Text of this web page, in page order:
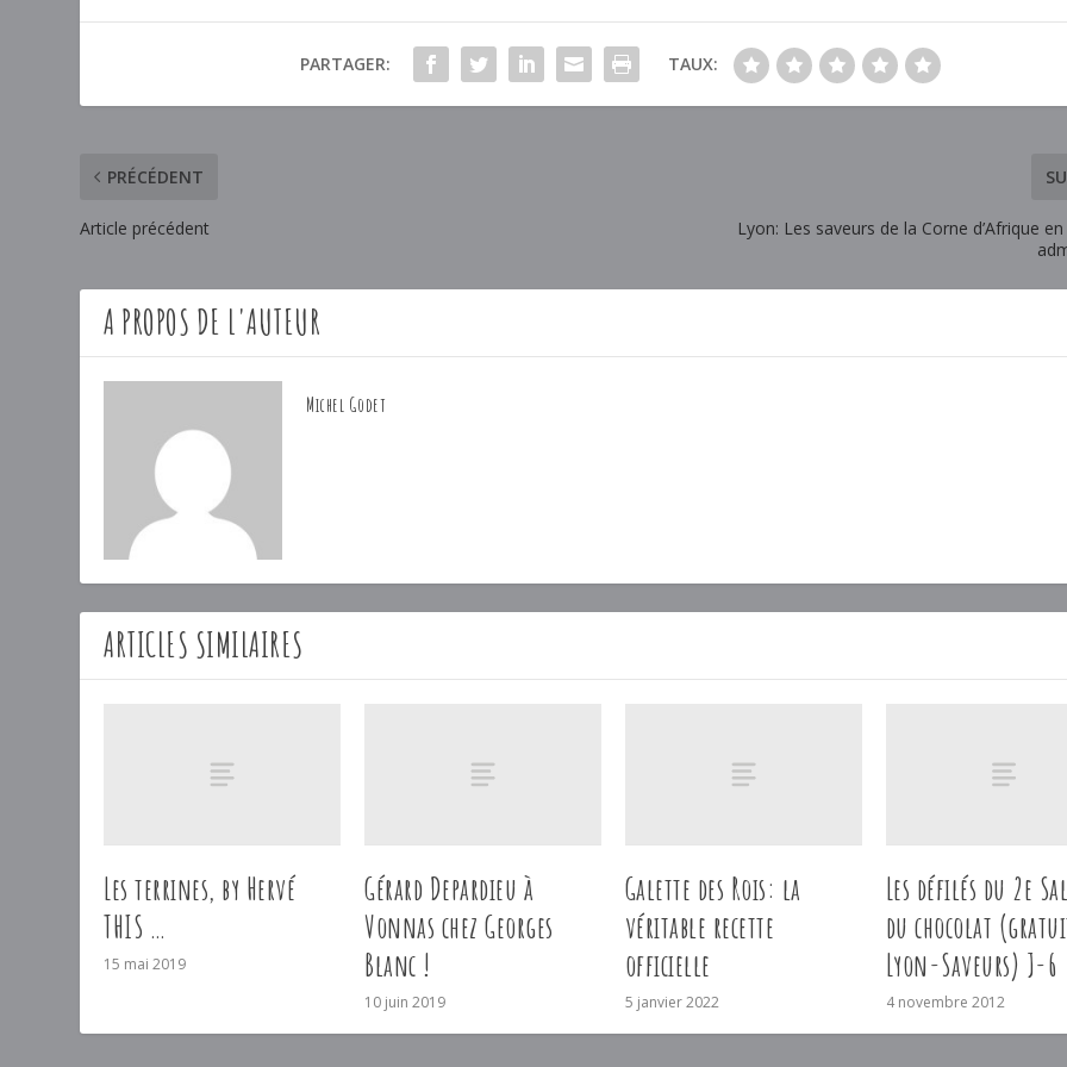
PARTAGER: TAUX:
PRÉCÉDENT
Article précédent
Lyon: Les saveurs de la Corne d’Afrique
A PROPOS DE L'AUTEUR
Michel Godet
ARTICLES SIMILAIRES
Les terrines, by Hervé
THIS …
15 mai 2019
Gérard Depardieu à
Vonnas chez Georges
Blanc !
10 juin 2019
Galette des Rois: la
véritable recette
officielle
5 janvier 2022
Les défilés du 2e
du chocolat
Lyon-Saveurs) J-6
4 novembre 2012